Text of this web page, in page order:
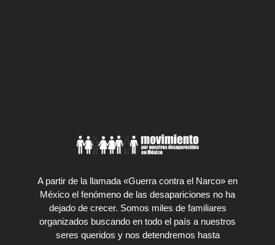
A partir de la llamada «Guerra contra el Narco» en
México el fenómeno de las desapariciones no ha
dejado de crecer. Somos miles de familiares
organizados buscando en todo el país a nuestros
seres queridos y nos detendremos hasta